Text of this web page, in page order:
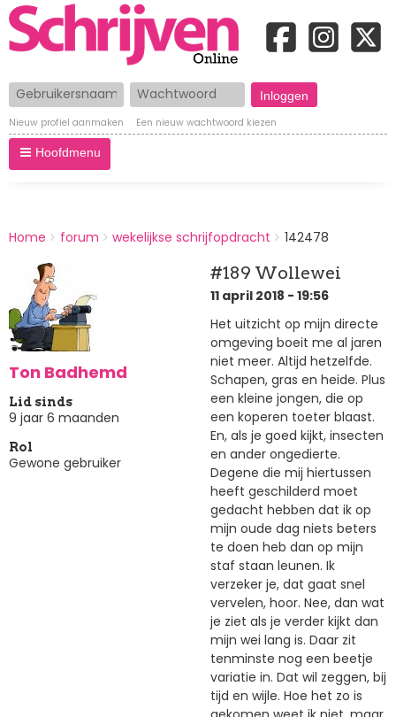
Gebruikersnaam Wachtwoord
Nieuw profiel aanmaken Een nieuw wachtwoord kiezen
Hoofdmenu
BREADCRUMBS
You
here:
Home forum wekelijkse schrijfopdracht 142478
Ton Badhemd
Lid sinds
9 jaar 6 maanden
Rol
Gewone gebruiker
#189 Wollewei
11 april 2018 - 19:56
Het uitzicht op mijn directe
omgeving boeit me al jaren
niet meer. Altijd hetzelfde.
Schapen, gras en heide. Plus
een kleine jongen, die op
een koperen toeter blaast.
En, als je goed kijkt, insecten
en ander ongedierte.
Degene die mij hiertussen
heeft geschilderd moet
gedacht hebben dat ik op
mijn oude dag niets beters
te doen heb dan op mijn
staf staan leunen. Ik
verzeker je, dat gaat snel
vervelen, hoor. Nee, dan wat
je ziet als je verder kijkt dan
mijn wei lang is. Daar zit
tenminste nog een beetje
variatie in. Dat wil zeggen, bij
tijd en wijle. Hoe het zo is